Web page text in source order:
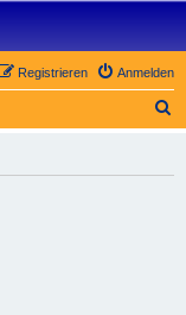
Anmelden
Registrieren